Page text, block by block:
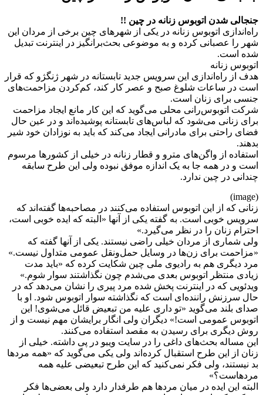
جنجالی شدن اتوبوس‌ زنانه در چین !!
راه‌اندازی اتوبوس‌ زنانه در یکی از شهرهای چین برخی از مردان این
شهر را عصبانی کرده و به موضوعی بحث‌برانگیز در اینترنت تبدیل
شده است.
اتوبوس‌ زنانه
هدف از راه‌اندازی این سرویس جدید تابستانه در شهر ژنگژو که قرار
است در ساعات شلوغ صبح و عصر کار کند، کم‌کردن مزاحمت‌های
جنسی برای زنان است.
شرکت اتوبوس‌رانی محلی می‌گوید که این کار مانع ایجاد مزاحمت
برای زنانی می‌شود که لباس‌های تابستانه پوشیده‌اند و در عین حال
فضای راحتی برای مادرانی ایجاد می‌کند که باید به نوزادان خود شیر
بدهند.
استفاده از واگن‌های مترو و قطار زنانه در خیلی از کشورها مرسوم
است و در همه جا به یک اندازه موفق نبوده ولی این طرح سابقه
چندانی در چین ندارد.
(image)
زنانی که از این اتوبوس‌ استفاده می‌کنند در مصاحبه‌ها گفته‌اند که
سرویس خوبی است. به گفته یکی از آنها «البته که ایده خوبی است،
احترام زنان را در نظر می‌گیرد.»
ولی شماری از مردان خیلی راضی نیستند. یکی از آنها گفته که
«مزاحمت برای زن‌ها در وسایل حمل‌ونقل عمومی متداول نیست.»
مرد دیگری هم به رادیوی ملی چین شکایت کرده که «باید مدت
زیادی منتظر اتوبوس بعدی می‌شدم چون نگذاشتند سوار شوم.»
ویدئویی که در اینترنت پخش شده مرد پیری را نشان می‌دهد که در
حال سرزنش راننده‌ای است که نگذاشته سوار اتوبوس شود. او با
صدای بلند می‌گوید «تو داری علیه من تبعیض قائل می‌شوی! این
اتوبوس عمومی است!» دیگران ولی انگار برایشان مهم نیست و از
روش دیگری برای رسیدن به مقصد استفاده می‌کنند.
این مساله بحث‌های داغی را در سایت ویبو در پی داشته. خیلی از
زنان از این طرح استقبال کرده‌اند ولی یکی می‌گوید که «همه مردها
بد نیستند، ولی فکر نمی‌کنید که این طرح تبعیضی علیه همه
مردهاست؟»
البته این ایده در میان مردها هم طرفدار دارد ولی بعضی‌ها فکر